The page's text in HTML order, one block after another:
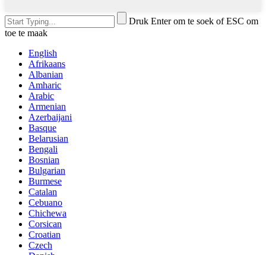
Druk Enter om te soek of ESC om
toe te maak
English
Afrikaans
Albanian
Amharic
Arabic
Armenian
Azerbaijani
Basque
Belarusian
Bengali
Bosnian
Bulgarian
Burmese
Catalan
Cebuano
Chichewa
Corsican
Croatian
Czech